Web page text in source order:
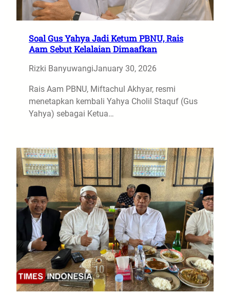
Soal Gus Yahya Jadi Ketum PBNU, Rais
Aam Sebut Kelalaian Dimaafkan
Rizki BanyuwangiJanuary 30, 2026
Rais Aam PBNU, Miftachul Akhyar, resmi
menetapkan kembali Yahya Cholil Staquf (Gus
Yahya) sebagai Ketua…